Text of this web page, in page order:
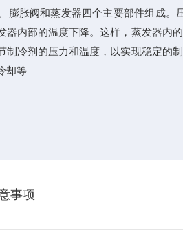
膨胀阀和蒸发器四个主要部件组成
器内部的温度下降。这样，蒸发器内
制冷剂的压力和温度，以实现稳定的
却等
事项